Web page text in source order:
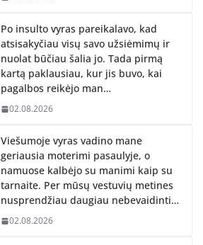
Po insulto vyras pareikalavo, kad
atsisakyčiau visų savo užsiėmimų ir
nuolat būčiau šalia jo. Tada pirmą
kartą paklausiau, kur jis buvo, kai
pagalbos reikėjo man…
02.08.2026
Viešumoje vyras vadino mane
geriausia moterimi pasaulyje, o
namuose kalbėjo su manimi kaip su
tarnaite. Per mūsų vestuvių metines
nusprendžiau daugiau nebevaidinti…
02.08.2026